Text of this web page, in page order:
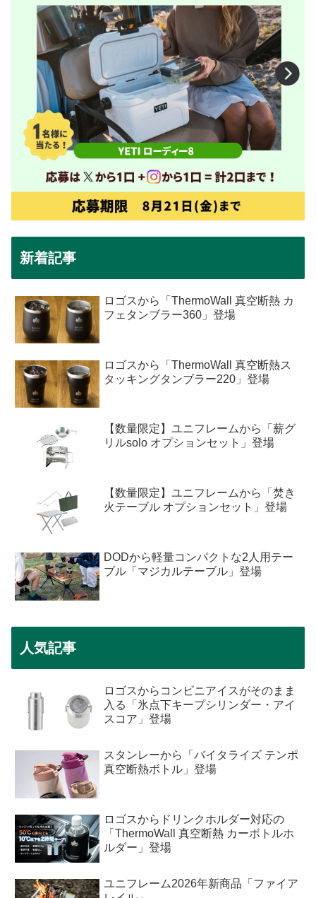
新着記事
ロゴスから「ThermoWall 真空断熱 カ
フェタンブラー360」登場
ロゴスから「ThermoWall 真空断熱ス
タッキングタンブラー220」登場
【数量限定】ユニフレームから「薪グ
リルsolo オプションセット」登場
【数量限定】ユニフレームから「焚き
火テーブル オプションセット」登場
DODから軽量コンパクトな2人用テー
ブル「マジカルテーブル」登場
人気記事
ロゴスからコンビニアイスがそのまま
入る「氷点下キープシリンダー・アイ
スコア」登場
スタンレーから「バイタライズ テンポ
真空断熱ボトル」登場
ロゴスからドリンクホルダー対応の
「ThermoWall 真空断熱 カーボトルホ
ルダー」登場
ユニフレーム2026年新商品「ファイア